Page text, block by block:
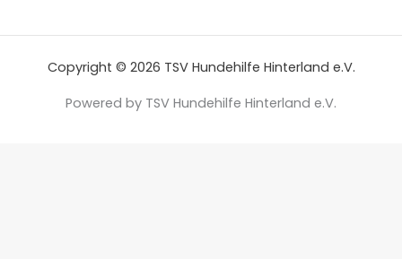
Copyright © 2026 TSV Hundehilfe Hinterland e.V.
Powered by TSV Hundehilfe Hinterland e.V.